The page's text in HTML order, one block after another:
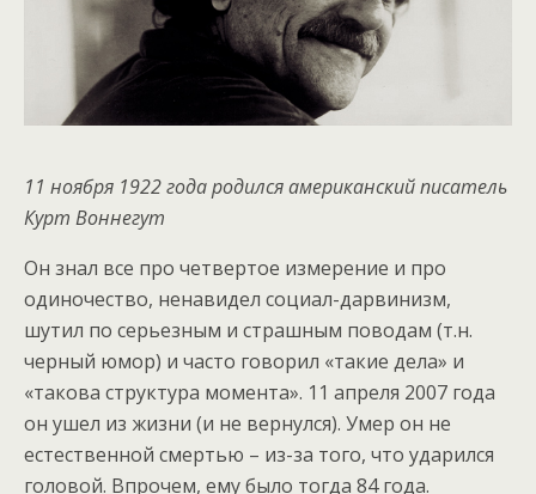
11 ноября 1922 года родился американский писатель
Курт Воннегут
Он знал все про четвертое измерение и про
одиночество, ненавидел социал-дарвинизм,
шутил по серьезным и страшным поводам (т.н.
черный юмор) и часто говорил «такие дела» и
«такова структура момента». 11 апреля 2007 года
он ушел из жизни (и не вернулся). Умер он не
естественной смертью – из-за того, что ударился
головой. Впрочем, ему было тогда 84 года.